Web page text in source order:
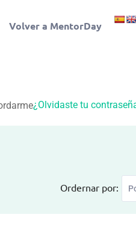
Volver a MentorDay
¿Olvidaste tu
Ordernar por: